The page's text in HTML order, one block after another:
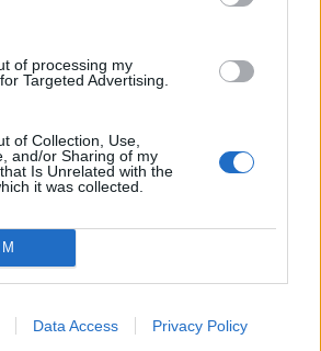
of processing my
Targeted Advertising.
of Collection, Use,
and/or Sharing of my
Is Unrelated with the
it was collected.
Data Access Privacy Policy